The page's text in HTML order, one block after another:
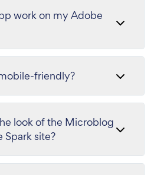
work on my Adobe
friendly?
look of the Microblog
site?